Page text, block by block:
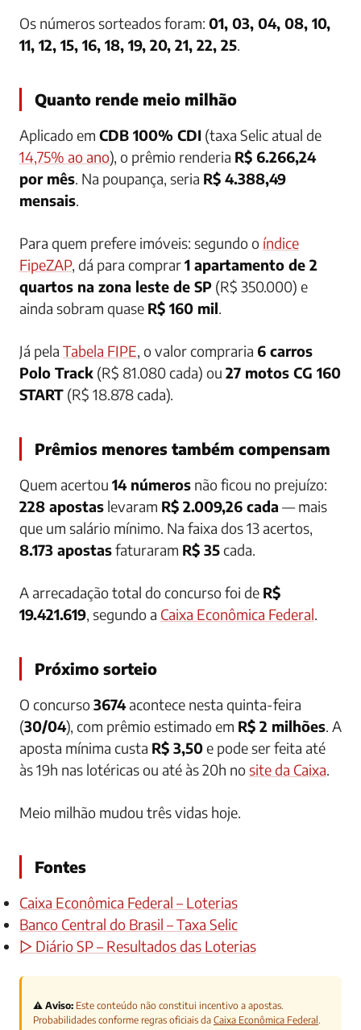
Os números sorteados foram: 01, 03, 04, 08, 10,
11, 12, 15, 16, 18, 19, 20, 21, 22, 25.
Quanto rende meio milhão
Aplicado em CDB 100% CDI (taxa Selic atual de
14,75% ao ano), o prêmio renderia R$ 6.266,24
por mês. Na poupança, seria R$ 4.388,49
mensais.
Para quem prefere imóveis: segundo o índice
FipeZAP, dá para comprar1 apartamento de 2
quartos na zona leste de SP (R$ 350.000) e
ainda sobram quase R$ 160 mil.
Já pela Tabela FIPE, o valor compraria 6 carros
Polo Track (R$ 81.080 cada) ou 27 motos CG 160
START (R$ 18.878 cada).
Prêmios menores também compensam
Quem acertou 14 números não ficou no prejuízo:
228 apostas levaram R$ 2.009,26 cada — mais
que um salário mínimo. Na faixa dos 13 acertos,
8.173 apostasfaturaram R$ 35cada.
A arrecadação total do concurso foi de R$
19.421.619, segundo a Caixa Econômica Federal.
Próximo sorteio
O concurso3674acontece nesta quinta-feira
(30/04), com prêmio estimado em R$ 2 milhões. A
aposta mínima custa R$ 3,50e pode ser feita até
às 19h nas lotéricas ou até às 20h nosite da Caixa.
Meio milhão mudou três vidas hoje.
Fontes
Caixa Econômica Federal – Loterias
Banco Central do Brasil – Taxa Selic
▷ Diário SP – Resultados das Loterias
⚠️ Aviso: Este conteúdo não constitui incentivo a apostas.
Probabilidades conforme regras oficiais da Caixa Econômica Federal.